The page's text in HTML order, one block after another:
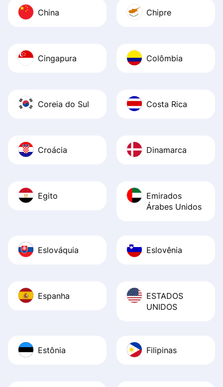
China Chipre
Cingapura Colômbia
Coreia do Sul Costa Rica
Croácia Dinamarca
Egito
Emirados
Árabes Unidos
Eslováquia Eslovênia
Espanha
ESTADOS
UNIDOS
Estônia Filipinas